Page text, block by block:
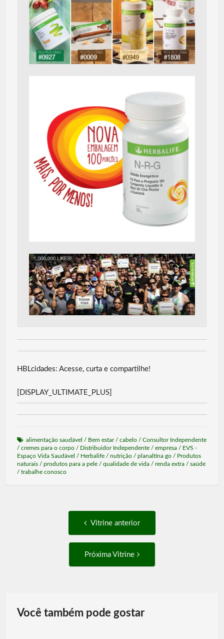
HBLcidades: Acesse, curta e compartilhe!
[DISPLAY_ULTIMATE_PLUS]
alimentação saudável / Bem estar/ cabelo/ Consultor Independente
/ cremes para o corpo/ Distribuidor Independente/ empresa/ EVS -
Espaço Vida Saudável / Herbalife/ nutrição/ planaltina go/ Produtos
naturais/ produtos para a pele/ qualidade de vida/ renda extra/ saúde
/ trabalhe conosco
navigation
Vitrine anterior
Próxima Vitrine
Você também pode gostar